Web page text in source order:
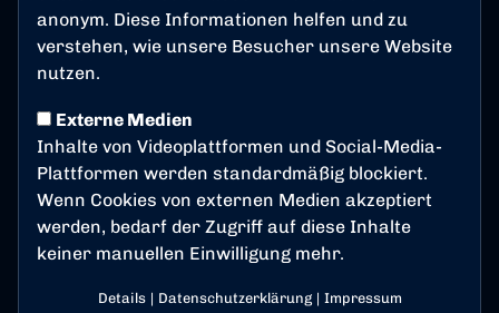
anonym. Diese Informationen helfen und zu
verstehen, wie unsere Besucher unsere Website
nutzen.
Externe Medien
Inhalte von Videoplattformen und Social-Media-
Plattformen werden standardmäßig blockiert.
Wenn Cookies von externen Medien akzeptiert
werden, bedarf der Zugriff auf diese Inhalte
keiner manuellen Einwilligung mehr.
Details | Datenschutzerklärung | Impressum